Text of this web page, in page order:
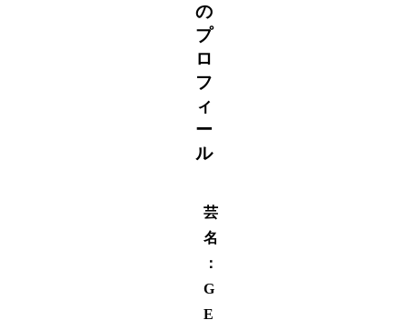
の
プ
ロ
フ
ィ
ー
ル
芸
名
：
G
E